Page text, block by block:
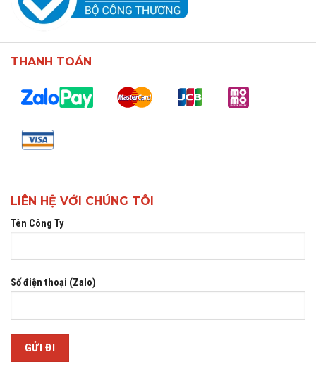
THANH TOÁN
LIÊN HỆ VỚI CHÚNG TÔI
Tên Công Ty
Số điện thoại (Zalo)